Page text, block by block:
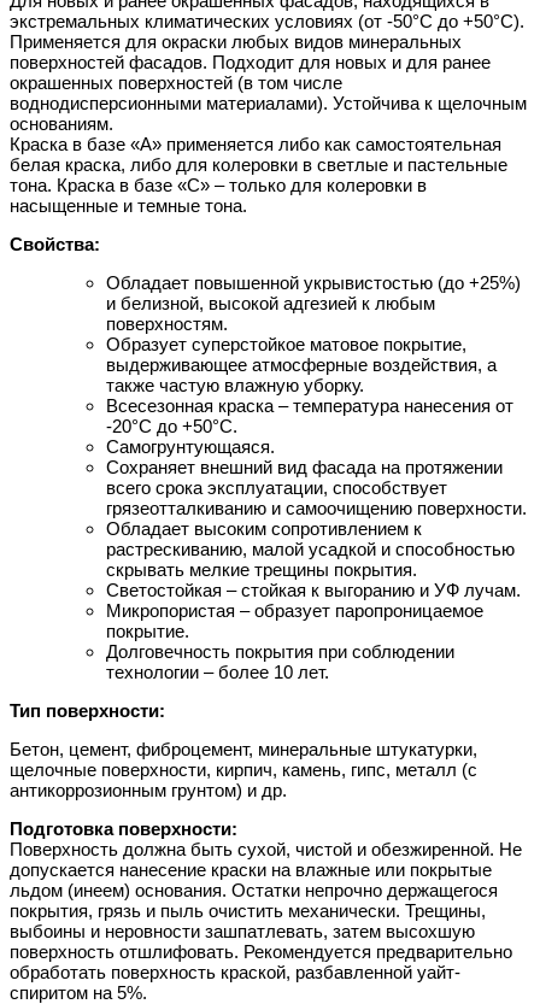
экстремальных климатических условиях (от -50°С до +50°С).
Применяется для окраски любых видов минеральных
поверхностей фасадов. Подходит для новых и для ранее
окрашенных поверхностей (в том числе
воднодисперсионными материалами). Устойчива к щелочным
основаниям.
Краска в базе «А» применяется либо как самостоятельная
белая краска, либо для колеровки в светлые и пастельные
тона. Краска в базе «С» – только для колеровки в
насыщенные и темные тона.
Свойства:
Обладает повышенной укрывистостью (до +25%)
и белизной, высокой адгезией к любым
поверхностям.
Образует суперстойкое матовое покрытие,
выдерживающее атмосферные воздействия, а
также частую влажную уборку.
Всесезонная краска – температура нанесения от
-20°С до +50°С.
Самогрунтующаяся.
Сохраняет внешний вид фасада на протяжении
всего срока эксплуатации, способствует
грязеотталкиванию и самоочищению поверхности.
Обладает высоким сопротивлением к
растрескиванию, малой усадкой и способностью
скрывать мелкие трещины покрытия.
Светостойкая – стойкая к выгоранию и УФ лучам.
Микропористая – образует паропроницаемое
покрытие.
Долговечность покрытия при соблюдении
технологии – более 10 лет.
Тип поверхности:
Бетон, цемент, фиброцемент, минеральные штукатурки,
щелочные поверхности, кирпич, камень, гипс, металл (с
антикоррозионным грунтом) и др.
Подготовка поверхности:
Поверхность должна быть сухой, чистой и обезжиренной. Не
допускается нанесение краски на влажные или покрытые
льдом (инеем) основания. Остатки непрочно держащегося
покрытия, грязь и пыль очистить механически. Трещины,
выбоины и неровности зашпатлевать, затем высохшую
поверхность отшлифовать. Рекомендуется предварительно
обработать поверхность краской, разбавленной уайт-
спиритом на 5%.